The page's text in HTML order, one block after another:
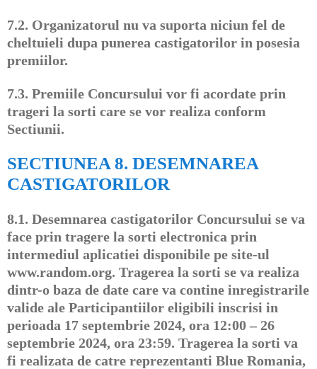
7.2. Organizatorul nu va suporta niciun fel de
cheltuieli dupa punerea castigatorilor in posesia
premiilor.
7.3. Premiile Concursului vor fi acordate prin
trageri la sorti care se vor realiza conform
Sectiunii.
SECTIUNEA 8. DESEMNAREA
CASTIGATORILOR
8.1. Desemnarea castigatorilor Concursului se va
face prin tragere la sorti electronica prin
intermediul aplicatiei disponibile pe site-ul
www.random.org. Tragerea la sorti se va realiza
dintr-o baza de date care va contine inregistrarile
valide ale Participantiilor eligibili inscrisi in
perioada 17 septembrie 2024, ora 12:00 – 26
septembrie 2024, ora 23:59. Tragerea la sorti va
fi realizata de catre reprezentanti Blue Romania,